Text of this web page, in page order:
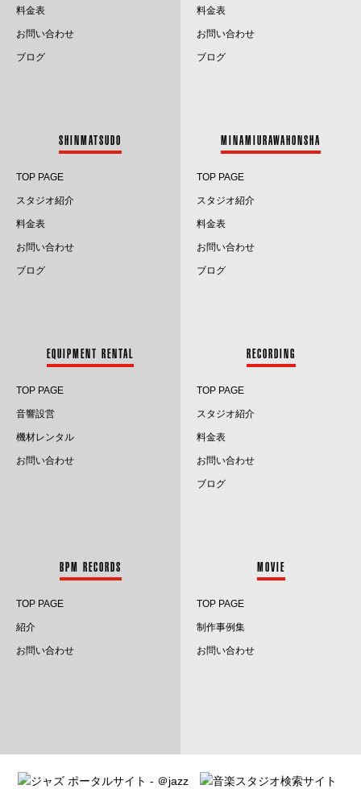
2023.10
2023.9
2023.4
2022.12
2022.10
2022.9
2022.5
2021.12
料金表
お問い合わせ
ブログ
料金表
お問い合わせ
ブログ
SHINMATSUDO
TOP PAGE
スタジオ紹介
料金表
お問い合わせ
ブログ
MINAMIURAWAHONSHA
TOP PAGE
スタジオ紹介
料金表
お問い合わせ
ブログ
EQUIPMENT RENTAL
TOP PAGE
音響設営
機材レンタル
お問い合わせ
RECORDING
TOP PAGE
スタジオ紹介
料金表
お問い合わせ
ブログ
BPM RECORDS
TOP PAGE
紹介
お問い合わせ
MOVIE
TOP PAGE
制作事例集
お問い合わせ